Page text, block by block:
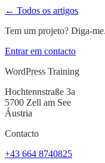
← Todos os artigos
Tem um projeto? Diga-me.
Entrar em contacto
WordPress Training
Hochtennstraße 3a
5700 Zell am See
Áustria
Contacto
+43 664 8740825